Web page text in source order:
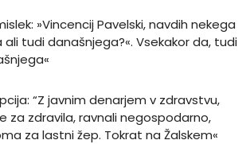
»Vincencij Pavelski, navdih nekega
ali tudi današnjega?«. Vsekakor da, tudi
“Z javnim denarjem v zdravstvu,
za zdravila, ravnali negospodarno,
za lastni žep. Tokrat na Žalskem«